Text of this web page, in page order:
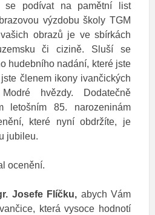
se podívat na pamětní list
výzdobu školy TGM
obrazů je ve sbírkách
či cizině. Sluší se
hudebního nadání, které jste
členem ikony ivančických
hvězdy. Dodatečně
letošním 85. narozeninám
které nyní obdržíte, je
jubileu.
ocenění.
Josefe Flíčku, abych Vám
která vysoce hodnotí